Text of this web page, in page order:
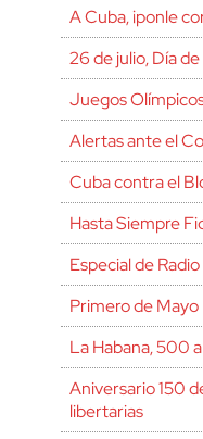
A Cuba, ¡ponle
26 de julio, Día
Juegos
Alertas ante el
Cuba contra el
Hasta Siempre
Especial de
Primero de Mayo
La Habana, 500
Aniversario 150
libertarias